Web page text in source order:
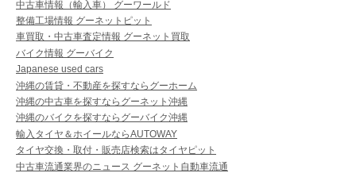
中古車情報（輸入車） グーワールド
整備工場情報 グーネットピット
車買取・中古車査定情報 グーネット買取
バイク情報 グーバイク
Japanese used cars
沖縄の賃貸・不動産を探すならグーホーム
沖縄の中古車を探すならグーネット沖縄
沖縄のバイクを探すならグーバイク沖縄
輸入タイヤ＆ホイールならAUTOWAY
タイヤ交換・取付・販売店検索はタイヤピット
中古車流通業界のニュース グーネット自動車流通